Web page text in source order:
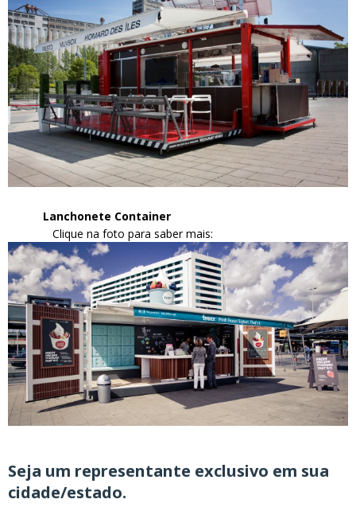
Lanchonete Container
Clique na foto para saber mais:
Seja um representante exclusivo em sua
cidade/estado.